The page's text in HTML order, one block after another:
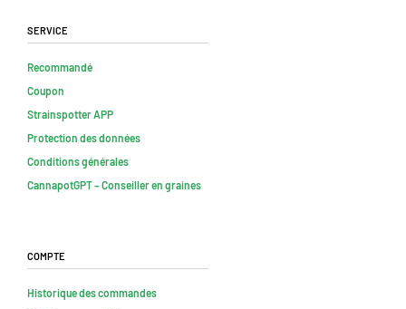
Service
Recommandé
Coupon
Strainspotter APP
Protection des données
Conditions générales
CannapotGPT – Conseiller en graines
Compte
Historique des commandes